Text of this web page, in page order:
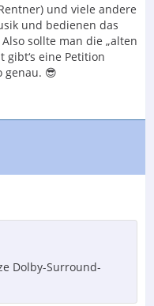
und viele andere
und bedienen das
sollte man die „alten
gibt‘s eine Petition
genau. 😎
Dolby-Surround-